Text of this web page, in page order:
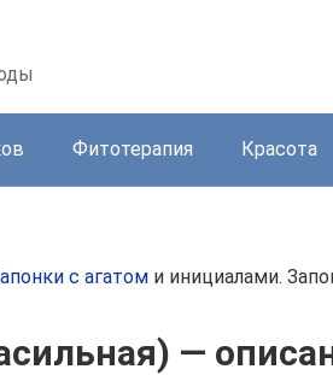
Фитотерапия Красота
с агатом и инициалами.
—